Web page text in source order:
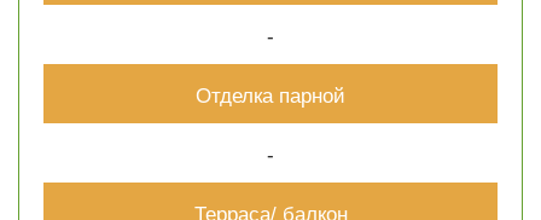
-
Отделка парной
-
Терраса/ балкон